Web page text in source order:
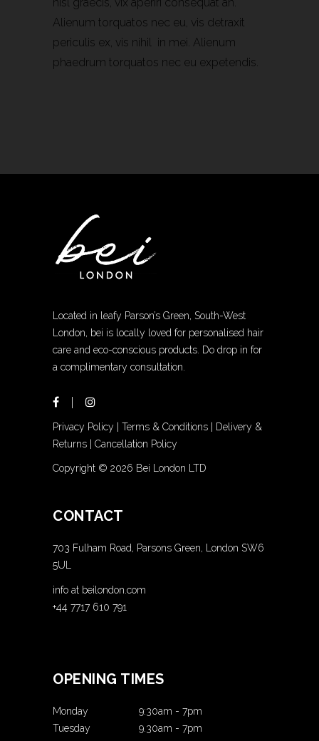
Alienum torquatos nec eu, vis detraxit
periculis ex, vis nihil in mei. Alienum
phaedrum torquatos nec eu expetendis.
Located in leafy Parson’s Green, South-West
London, bei is locally loved for personalised hair
care and eco-conscious products. Do drop in for
a complimentary consultation.
Privacy Policy Terms & Conditions
Delivery &
Returns
Cancellation Policy
Copyright © 2026 Bei London LTD
CONTACT
703 Fulham Road, Parsons Green, London SW6
5UL
info at beilondon.com
+44 7717 610 791
OPENING TIMES
Monday 9:30am - 7pm
Tuesday
9.30am - 7pm